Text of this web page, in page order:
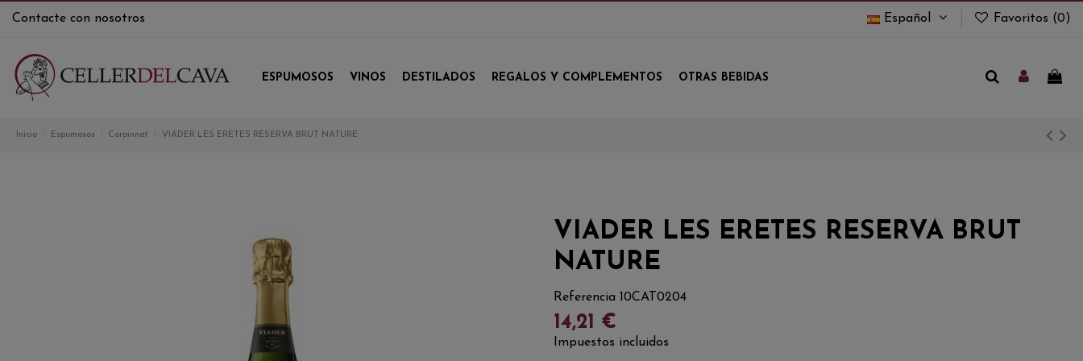
Contacte con nosotros Español Favoritos (0)
ESPUMOSOS VINOS DESTILADOS REGALOS Y COMPLEMENTOS OTRAS BEBIDAS
Inicio Espumosos Corpinnat VIADER LES ERETES RESERVA BRUT NATURE
VIADER LES ERETES RESERVA BRUT
NATURE
Referencia 10CAT0204
14,21 €
Impuestos incluidos